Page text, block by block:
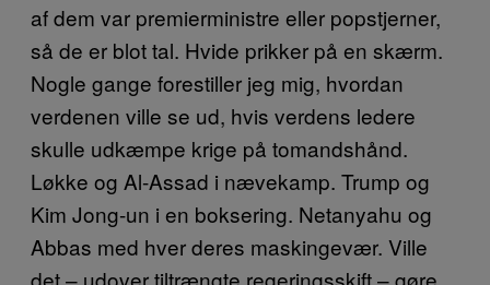
af dem var premierministre eller popstjerner,
så de er blot tal. Hvide prikker på en skærm.
Nogle gange forestiller jeg mig, hvordan
verdenen ville se ud, hvis verdens ledere
skulle udkæmpe krige på tomandshånd.
Løkke og Al-Assad i nævekamp. Trump og
Kim Jong-un i en boksering. Netanyahu og
Abbas med hver deres maskingevær. Ville
det – udover tiltrængte regeringsskift – gøre,